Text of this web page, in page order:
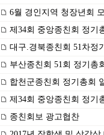
6월 경인지역 청장년회
제34회 중앙종친회 정기
대구.경북종친회 51차정
부산종친회 51회 정기총
합천군종친회 정기총회
제34회 중앙종친회 정기
종친회보 광고협찬